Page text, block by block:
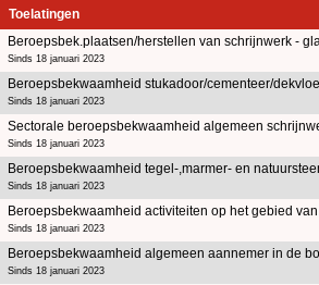
Toelatingen
Beroepsbek.plaatsen/herstellen van schrijnwerk -
Sinds 18 januari 2023
Beroepsbekwaamheid stukadoor/cementeer/
Sinds 18 januari 2023
Sectorale beroepsbekwaamheid algemeen
Sinds 18 januari 2023
Beroepsbekwaamheid tegel-,marmer- en
Sinds 18 januari 2023
Beroepsbekwaamheid activiteiten op het gebied
Sinds 18 januari 2023
Beroepsbekwaamheid algemeen aannemer in de
Sinds 18 januari 2023